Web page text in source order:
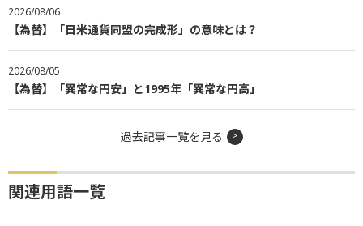
2026/08/06
【為替】「日米通貨同盟の完成形」の意味とは？
2026/08/05
【為替】「異常な円安」と1995年「異常な円高」
過去記事一覧を見る
関連用語一覧